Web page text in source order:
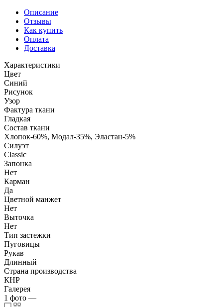
Описание
Отзывы
Как купить
Оплата
Доставка
Характеристики
Цвет
Синий
Рисунок
Узор
Фактура ткани
Гладкая
Состав ткани
Хлопок-60%, Модал-35%, Эластан-5%
Силуэт
Classic
Запонка
Нет
Карман
Да
Цветной манжет
Нет
Выточка
Нет
Тип застежки
Пуговицы
Рукав
Длинный
Страна производства
КНР
Галерея
1 фото —